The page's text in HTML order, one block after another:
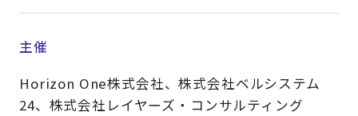
主催
Horizon One株式会社、株式会社ベルシステム
24、株式会社レイヤーズ・コンサルティング